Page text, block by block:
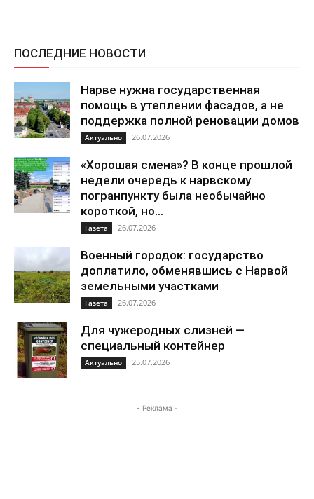
ПОСЛЕДНИЕ НОВОСТИ
Нарве нужна государственная
помощь в утеплении фасадов, а не
поддержка полной реновации домов
Актуально 26.07.2026
«Хорошая смена»? В конце прошлой
недели очередь к нарвскому
погранпункту была необычайно
короткой, но...
Газета 26.07.2026
Военный городок: государство
доплатило, обменявшись с Нарвой
земельными участками
Газета 26.07.2026
Для чужеродных слизней —
специальный контейнер
Актуально 25.07.2026
- Реклама -